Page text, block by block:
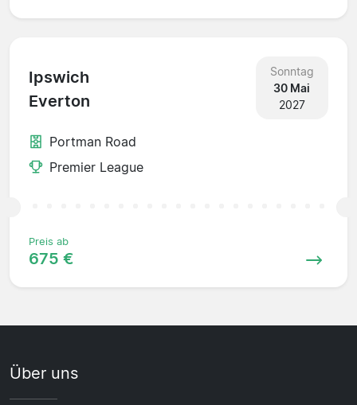
Ipswich
Everton
Sonntag
30 Mai
2027
Portman Road
Premier League
Preis ab
675 €
Über uns